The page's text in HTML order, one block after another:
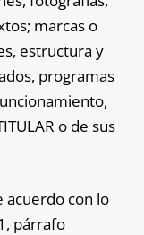
marcas o
estructura y
programas
o de sus
acuerdo con lo
párrafo